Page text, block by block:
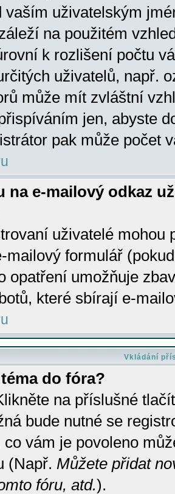
vaším uživatelským
na použitém
k rozlišení počtu
uživatelů, např.
může mít zvláštní
jen, abyste
pak může počet
na e-mailový odkaz
uživatelé mohou
mailový formulář
opatření umožňuje
které sbírají e-
Vkládání
do fóra?
na příslušné
bude nutné se
co vám je povoleno
(Např. Můžete přidat
fóru, atd.).